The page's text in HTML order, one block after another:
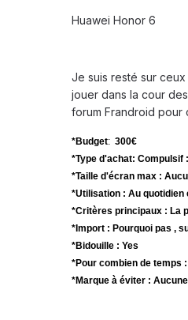
Huawei Honor 6
Je suis resté sur
jouer dans la cour
forum Frandroid pour
*Budget: 300€
*Type d'achat: Compulsif
*Taille d'écran max :
*Utilisation : Au
*Critères principaux : La
*Import : Pourquoi pas ,
*Bidouille : Yes
*Pour combien de temps
*Marque à éviter : Aucune